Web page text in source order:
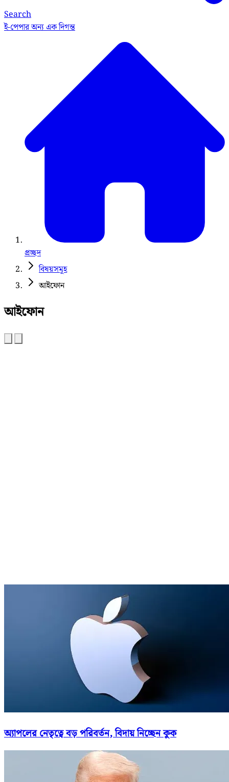
Search
ই-পেপারঅন্য এক দিগন্ত
প্রচ্ছদ
বিষয়সমূহ
আইফোন
আইফোন
অ্যাপলের নেতৃত্বে বড় পরিবর্তন, বিদায় নিচ্ছেন কুক